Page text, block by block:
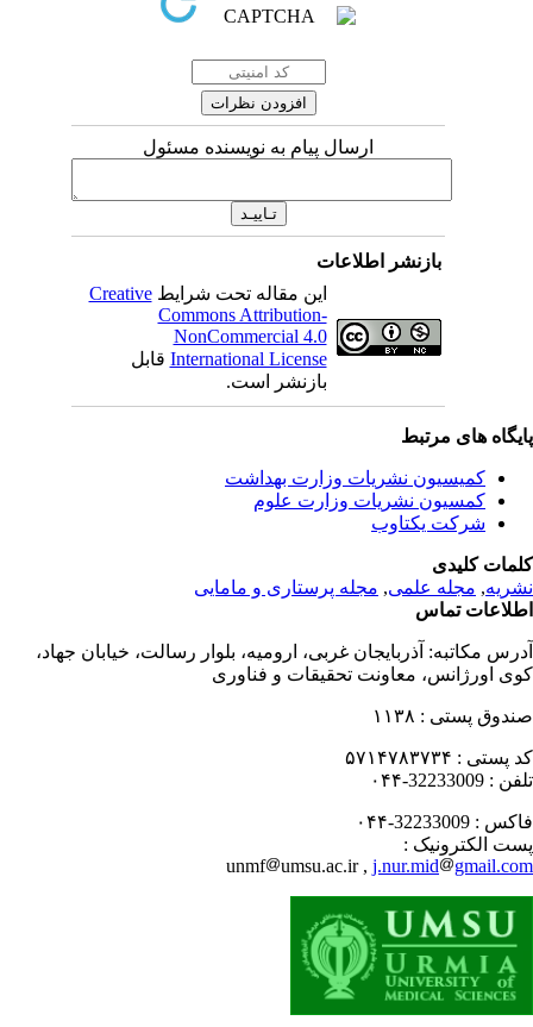
ارسال پیام به نویسنده مسئول
بازنشر اطلاعات
این مقاله تحت شرایطCreative
Commons Attribution-
NonCommercial 4.0
International Licenseقابل
بازنشر است.
های مرتبط
کمیسیون نشریات وزارت بهداشت
کمسیون نشریات وزارت علوم
شرکت یکتاوب
کلیدی
,مجله علمی, مجله پرستاری و مامایی
تماس
مکاتبه:آذربایجان غربی، ارومیه، بلوار رسالت، خیابان جهاد،
اورژانس، معاونت تحقیقات و فناوری
پستی : ۱۱۳۸
پستی : ۵۷۱۴۷۸۳۷۳۴
: 32233009-۰۴۴
: 32233009-۰۴۴
الکترونیک :
unmf
umsu.ac.ir ,j.nur.mid